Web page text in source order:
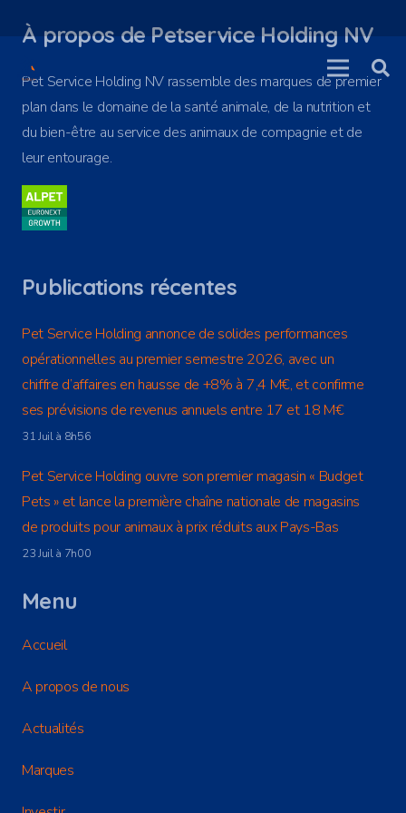
À propos de Petservice Holding NV
Pet Service Holding NV rassemble des marques de premier
plan dans le domaine de la santé animale, de la nutrition et
du bien-être au service des animaux de compagnie et de
leur entourage.
Publications récentes
Pet Service Holding annonce de solides performances
opérationnelles au premier semestre 2026, avec un
chiffre d’affaires en hausse de +8% à 7,4 M€, et confirme
ses prévisions de revenus annuels entre 17 et 18 M€
31 Juil à 8h56
Pet Service Holding ouvre son premier magasin « Budget
Pets » et lance la première chaîne nationale de magasins
de produits pour animaux à prix réduits aux Pays-Bas
23 Juil à 7h00
Menu
Accueil
A propos de nous
Actualités
Marques